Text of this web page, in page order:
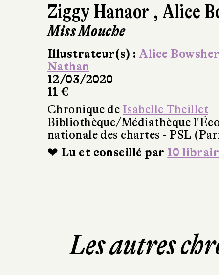
Ziggy Hanaor , Alice
Miss Mouche
Illustrateur(s) : Alice
Nathan
12/03/2020
11 €
Chronique de Isabelle Theillet
Bibliothèque/Médiathèque
nationale des chartes - PSL
❤ Lu et conseillé par 10
Les autres